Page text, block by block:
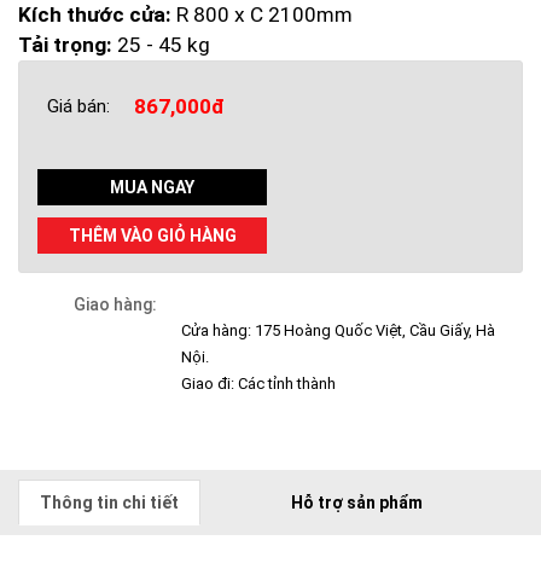
Kích thước cửa: R 800 x C 2100mm
Tải trọng: 25 - 45 kg
Giá bán: 867,000đ
MUA NGAY
THÊM VÀO GIỎ HÀNG
Giao hàng:
Cửa hàng: 175 Hoàng Quốc Việt, Cầu Giấy, Hà
Nội.
Giao đi: Các tỉnh thành
Thông tin chi tiết Hỗ trợ sản phẩm